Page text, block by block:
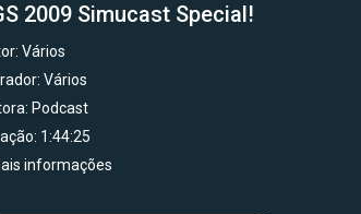
2009 Simucast Special!
Vários
Vários
Podcast
1:44:25
informações